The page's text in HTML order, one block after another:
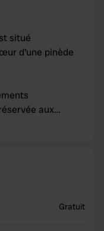
situé
d'une pinède
aux
exemple
un large
Gratuit